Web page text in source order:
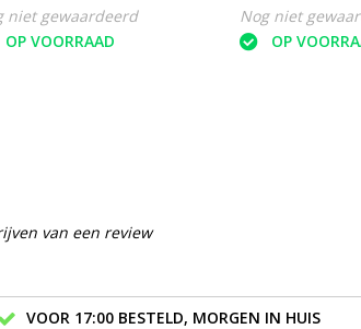
niet gewaardeerd
OP VOORRAAD
Nog niet
OP
van een review
VOOR 17:00 BESTELD, MORGEN IN HUIS